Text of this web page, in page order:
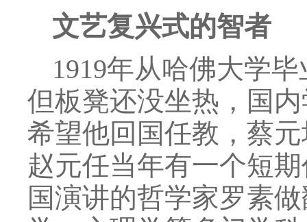
文艺复兴式的智者
1919年从哈佛大学
但板凳还没坐热，国
希望他回国任教，蔡
赵元任当年有一个短
国演讲的哲学家罗素